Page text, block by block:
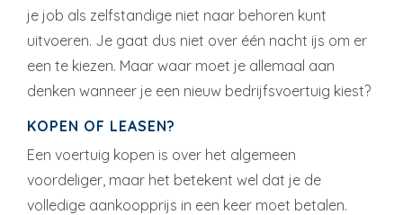
je job als zelfstandige niet naar behoren kunt
uitvoeren. Je gaat dus niet over één nacht ijs om er
een te kiezen. Maar waar moet je allemaal aan
denken wanneer je een nieuw bedrijfsvoertuig kiest?
KOPEN OF LEASEN?
Een voertuig kopen is over het algemeen
voordeliger, maar het betekent wel dat je de
volledige aankoopprijs in een keer moet betalen.